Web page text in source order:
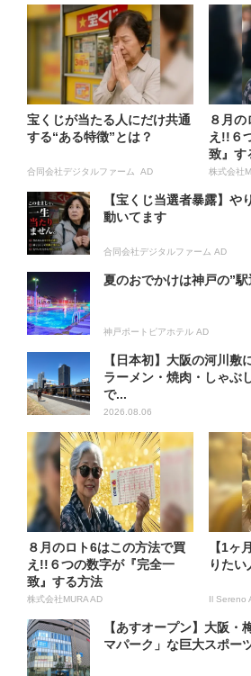
宝くじが当たる人にだけ共通
する“ある特徴”とは？
合同会社デジタルファーム AD
８月
え!!６
致』す
株式会社
【宝くじ当選者暴露】や
動いてます
合同会社デジタルファーム AD
夏のおでかけは神戸の”駅
神戸ポートピアホテル AD
【日本初】大阪の河川敷
ラーメン・焼肉・しゃぶ
で...
2026.08.06
８月のロト6はこの方法で買
え!!６つの数字が『完全一
致』する方法
株式会社MURA AD
【1ヶ
りたい
Il Sereno
【あすオープン】大阪・
マパーク」な巨大スポー